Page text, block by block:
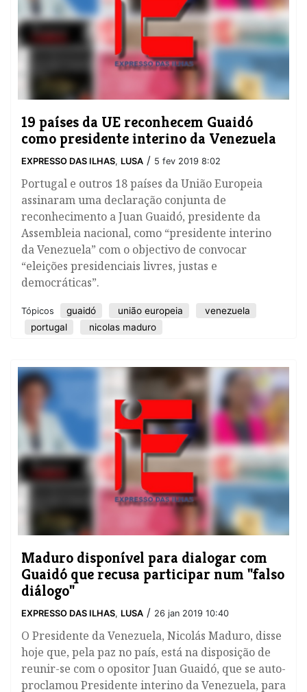
19 países da UE reconhecem Guaidó
como presidente interino da Venezuela
EXPRESSO DAS ILHAS, LUSA / 5 fev 2019 8:02
​Portugal e outros 18 países da União Europeia
assinaram uma declaração conjunta de
reconhecimento a Juan Guaidó, presidente da
Assembleia nacional, como “presidente interino
da Venezuela” com o objectivo de convocar
“eleições presidenciais livres, justas e
democráticas”.
Tópicos guaidó união europeia
venezuela
portugal
nicolas maduro
Maduro disponível para dialogar com
Guaidó que recusa participar num "falso
diálogo"
EXPRESSO DAS ILHAS, LUSA / 26 jan 2019 10:40
​O Presidente da Venezuela, Nicolás Maduro, disse
hoje que, pela paz no país, está na disposição de
reunir-se com o opositor Juan Guaidó, que se auto-
proclamou Presidente interino da Venezuela, para